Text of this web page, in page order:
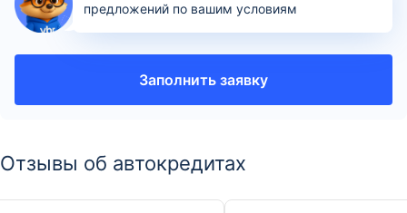
предложений по вашим условиям
Заполнить заявку
Отзывы об автокредитах